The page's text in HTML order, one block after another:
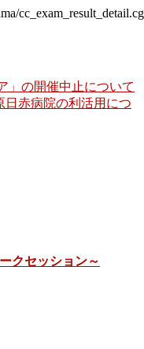
」の開催中止について
日赤病院の利活用につ
クセッション～